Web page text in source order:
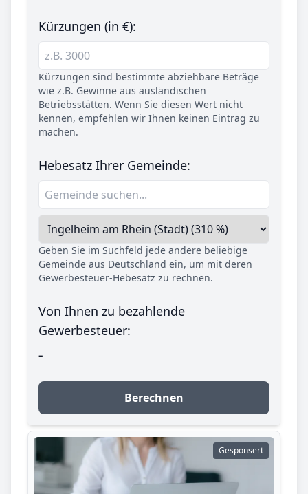
Kürzungen (in €):
Kürzungen sind bestimmte abziehbare Beträge
wie z.B. Gewinne aus ausländischen
Betriebsstätten. Wenn Sie diesen Wert nicht
kennen, empfehlen wir Ihnen keinen Eintrag zu
machen.
Hebesatz Ihrer Gemeinde:
Geben Sie im Suchfeld jede andere beliebige
Gemeinde aus Deutschland ein, um mit deren
Gewerbesteuer-Hebesatz zu rechnen.
Von Ihnen zu bezahlende
Gewerbesteuer:
-
Berechnen
Gesponsert